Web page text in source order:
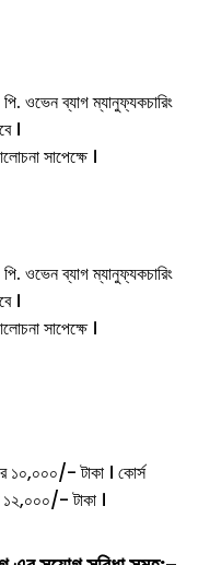
ওভেন ব্যাগ ম্যানুফ্যকচারিং
।
সাপেক্ষে ।
ওভেন ব্যাগ ম্যানুফ্যকচারিং
।
সাপেক্ষে ।
১০,০০০/- টাকা । কোর্স
টাকা ।